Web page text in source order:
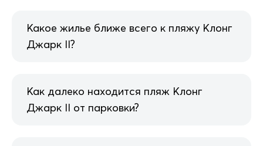
Какое жилье ближе всего к пляжу Клонг
Джарк II?
Как далеко находится пляж Клонг
Джарк II от парковки?